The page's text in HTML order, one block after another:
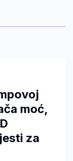
moć,
za